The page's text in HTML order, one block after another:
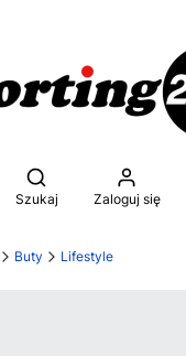
Otwórz wyszukiwarkę
Szukaj Zaloguj się
Buty Lifestyle